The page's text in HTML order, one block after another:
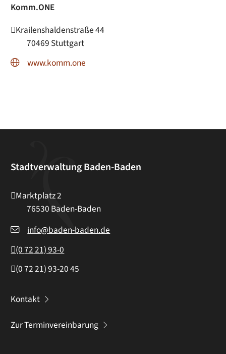
Komm.ONE
Krailenshaldenstraße 44
70469 Stuttgart
www.komm.one
Stadtverwaltung Baden-Baden
Marktplatz 2
76530 Baden-Baden
info@baden-baden.de
(07221) 93-0
(07221) 93-2045
Kontakt
Zur Terminvereinbarung